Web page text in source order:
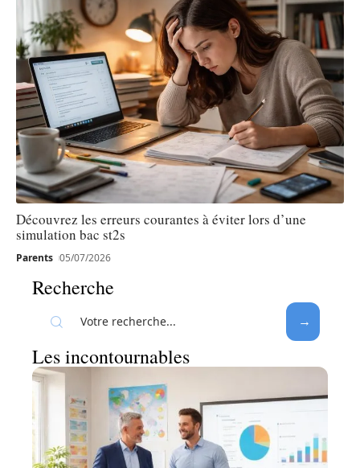
Découvrez les erreurs courantes à éviter lors d’une
simulation bac st2s
Parents 05/07/2026
Recherche
Les incontournables